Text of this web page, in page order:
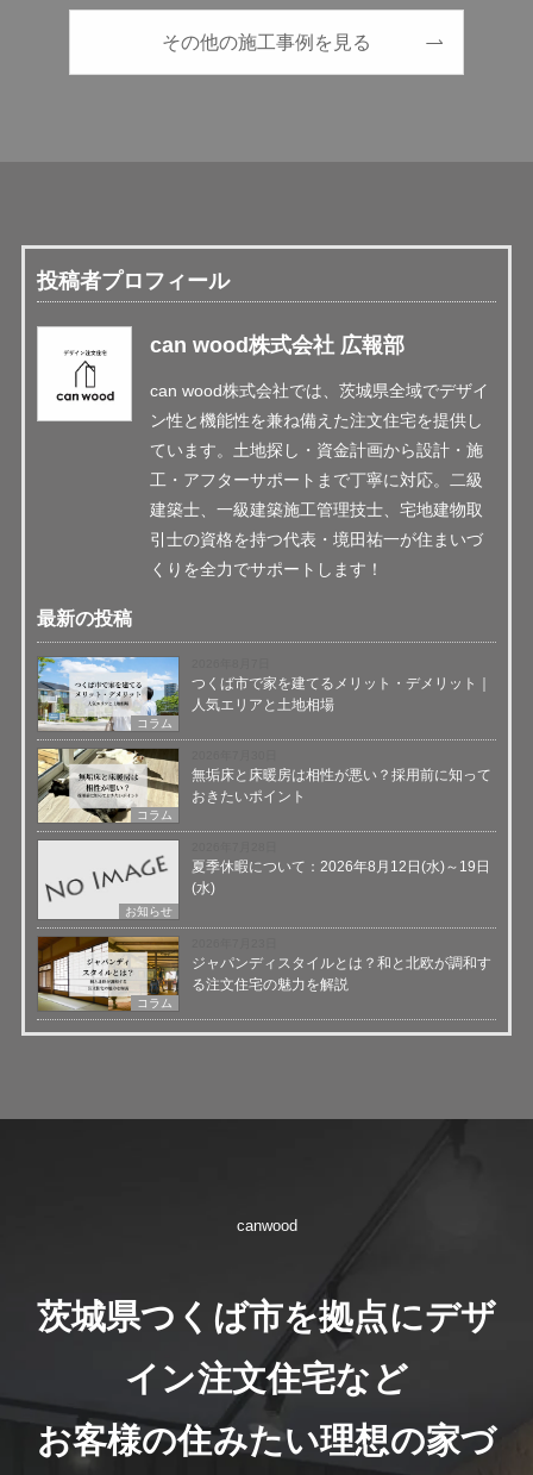
その他の施工事例を見る
投稿者プロフィール
can wood株式会社 広報部
can wood株式会社では、茨城県全域でデザイ
ン性と機能性を兼ね備えた注文住宅を提供し
ています。土地探し・資金計画から設計・施
工・アフターサポートまで丁寧に対応。二級
建築士、一級建築施工管理技士、宅地建物取
引士の資格を持つ代表・境田祐一が住まいづ
くりを全力でサポートします！
最新の投稿
コラム
つくば市で家を建てるメリット・デメリット｜
人気エリアと土地相場
コラム
無垢床と床暖房は相性が悪い？採用前に知って
おきたいポイント
お知らせ
夏季休暇について：2026年8月12日(水)～19日
(水)
コラム
ジャパンディスタイルとは？和と北欧が調和す
る注文住宅の魅力を解説
canwood
茨城県つくば市を拠点にデザ
イン注文住宅など
お客様の住みたい理想の家づ